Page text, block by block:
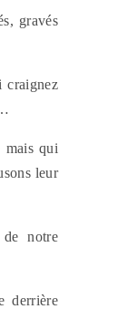
gravés
craignez
mais qui
leur
notre
derrière